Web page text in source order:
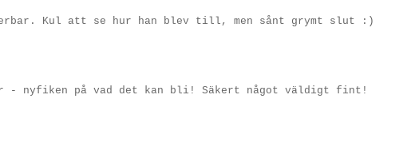
Kul att se hur han blev till, men sånt grymt slut :)
- nyfiken på vad det kan bli! Säkert något väldigt fint!